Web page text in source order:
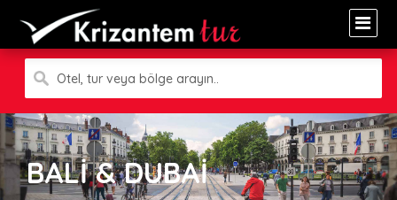
Otel, tur veya bölge arayın..
BALİ & DUBAİ